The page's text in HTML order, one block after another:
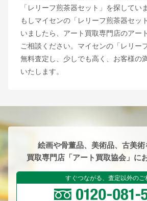
「レリーフ煎茶器セット」を探してい
もしマイセンの「レリーフ煎茶器セッ
いましたら、アート買取専門店のアー
ご相談ください。マイセンの「レリー
無料査定し、少しでも高く、お客様の
いたします。
絵画や骨董品、美術品、古美術
買取専門店「アート買取協会」に
すぐつながる、査定以外のご